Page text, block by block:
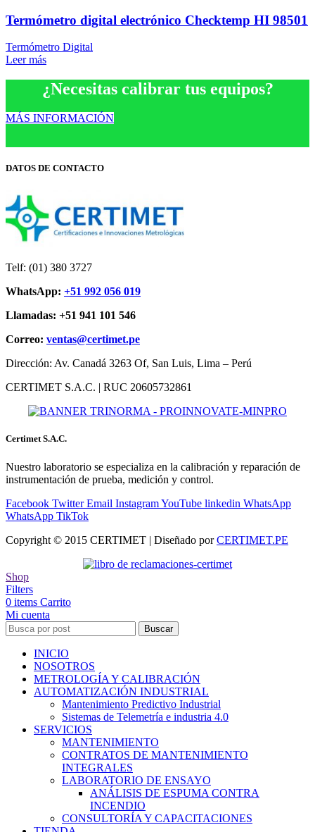
Termómetro digital electrónico Checktemp HI 98501
Termómetro Digital
Leer más
¿Necesitas calibrar tus equipos?
MÁS INFORMACIÓN
DATOS DE CONTACTO
Telf: (01) 380 3727
WhatsApp: +51 992 056 019
Llamadas: +51 941 101 546
Correo: ventas@certimet.pe
Dirección: Av. Canadá 3263 Of, San Luis, Lima – Perú
CERTIMET S.A.C. | RUC 20605732861
Certimet S.A.C.
Nuestro laboratorio se especializa en la calibración y reparación de
instrumentación de prueba, medición y control.
Facebook Twitter Email InstagramYouTube linkedin WhatsApp
WhatsApp TikTok
Copyright © 2015 CERTIMET | Diseñado porCERTIMET.PE
Shop
Filters
0 items Carrito
Mi cuenta
Buscar
INICIO
NOSOTROS
METROLOGÍA Y CALIBRACIÓN
AUTOMATIZACIÓN INDUSTRIAL
Mantenimiento Predictivo Industrial
Sistemas de Telemetría e industria 4.0
SERVICIOS
MANTENIMIENTO
CONTRATOS DE MANTENIMIENTO
INTEGRALES
LABORATORIO DE ENSAYO
ANÁLISIS DE ESPUMA CONTRA
INCENDIO
CONSULTORÍA Y CAPACITACIONES